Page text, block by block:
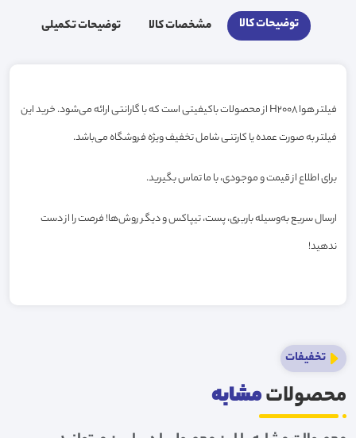
توضیحات کالا مشخصات کالا توضیحات تکمیلی
فیلتر هوا H2008 از محصولات باکیفیتی است که با گارانتی ارائه می‌شود. خرید این
فیلتر به صورت عمده یا کارتنی شامل تخفیف ویژه فروشگاه می‌باشد.
برای اطلاع از قیمت و موجودی، با ما تماس بگیرید.
ارسال سریع به‌وسیله باربری، پست، تیپاکس و دیگر روش‌ها! فرصت را از دست
ندهید!
تخفیفات
محصولاتمشابه